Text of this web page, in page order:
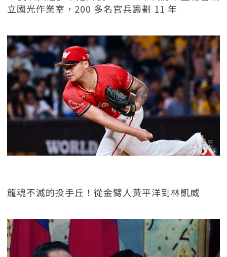
立國光作業室，200 多名官兵籌劃 11 年
龍魂不滅的投手丘！從金臂人黃平洋到林凱威